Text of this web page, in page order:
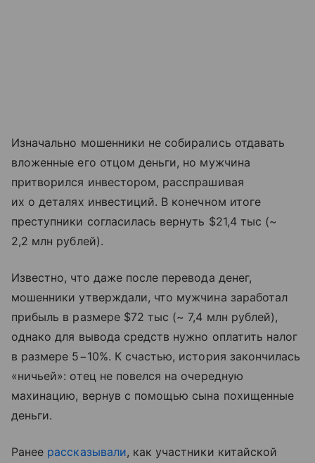
Изначально мошенники не собирались отдавать
вложенные его отцом деньги, но мужчина
притворился инвестором, расспрашивая
их о деталях инвестиций. В конечном итоге
преступники согласилась вернуть $21,4 тыс (~
2,2 млн рублей).
Известно, что даже после перевода денег,
мошенники утверждали, что мужчина заработал
прибыль в размере $72 тыс (~ 7,4 млн рублей),
однако для вывода средств нужно оплатить налог
в размере 5−10%. К счастью, история закончилась
«ничьей»: отец не повелся на очередную
махинацию, вернув с помощью сына похищенные
деньги.
Ранее рассказывали, как участники китайской